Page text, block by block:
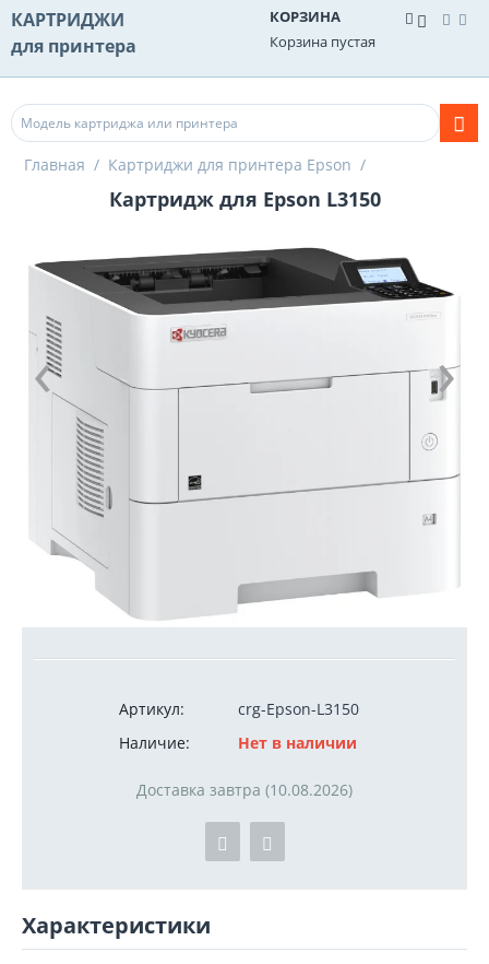
КАРТРИДЖИ
для принтера
КОРЗИНА
Корзина пустая
Главная / Картриджи для принтера Epson /
Картридж для Epson L3150
1 100руб.
Артикул:
crg-Epson-L3150
Наличие:
Нет в наличии
Доставка завтра (10.08.2026)
Характеристики